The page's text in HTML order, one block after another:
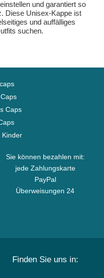
und garantiert so
Diese Unisex-Kappe ist
und auffälliges
suchen.
Caps
Kinder
Sie können bezahlen mit:
jede Zahlungskarte
PayPal
Überweisungen 24
Finden Sie uns in: